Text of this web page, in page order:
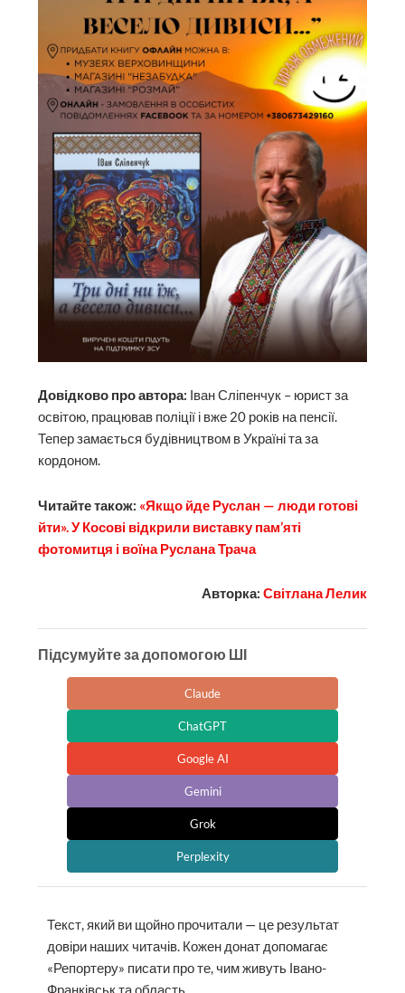
Довідково про автора: Іван Сліпенчук – юрист за
освітою, працював поліції і вже 20 років на пенсії.
Тепер замається будівництвом в Україні та за
кордоном.
Читайте також: «Якщо йде Руслан — люди готові
йти». У Косові відкрили виставку пам’яті
фотомитця і воїна Руслана Трача
Авторка: Світлана Лелик
Підсумуйте за допомогою ШІ
Claude
ChatGPT
Google AI
Gemini
Grok
Perplexity
Текст, який ви щойно прочитали — це результат
довіри наших читачів. Кожен донат допомагає
«Репортеру» писати про те, чим живуть Івано-
Франківськ та область.